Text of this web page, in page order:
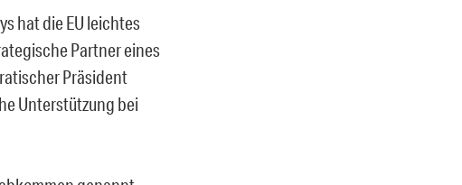
hat die EU leichtes
Partner eines
Präsident
Unterstützung bei